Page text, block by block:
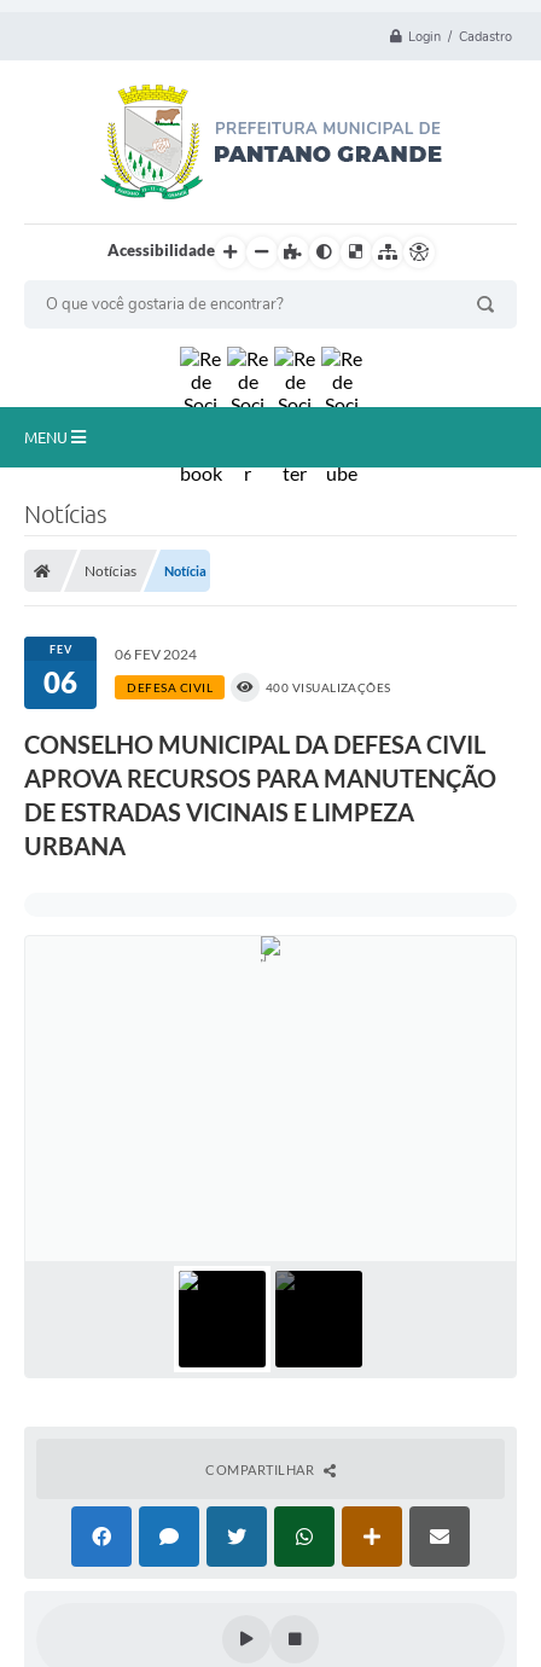
Login / Cadastro
Acessibilidade
MENU
Publicações / Transparência
Secretarias
Expocal, Festa do Cavalo e o Relincho da Canção Nativa
Contato
Notícias
Notícias Notícia
FEV
06
06 FEV 2024
DEFESA CIVIL 400 VISUALIZAÇÕES
CONSELHO MUNICIPAL DA DEFESA CIVIL
APROVA RECURSOS PARA MANUTENÇÃO
DE ESTRADAS VICINAIS E LIMPEZA
URBANA
COMPARTILHAR